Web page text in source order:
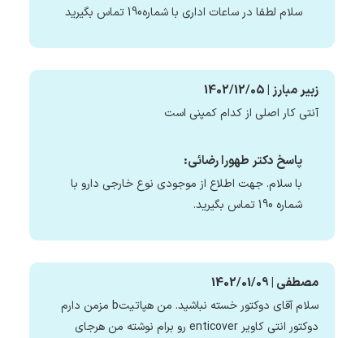
سلام لطفا در ساعات اداری با شماره190 تماس بگیرید
زبیر مبارز | 1402/12/05
آنتی کار اصلی از کدام کمپنی است
پاسخ دکتر طهورا رضائی:
با سلام. جهت اطلاع از موجودی نوع خارجی دارو با
شماره 190 تماس بگیرید.
مصطفی | 1402/01/09
سلام آقای دوکتور خسته نباشید. من هپاتیتb مزمن دارم
دوکتور انتی کاویر enticover رو برام نوشته من هرجای